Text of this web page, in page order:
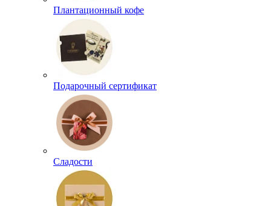
Плантационный кофе
Подарочный сертификат
Сладости